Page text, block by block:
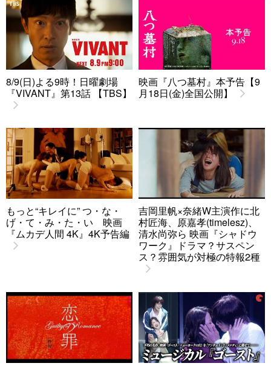
8/9(日)よる9時！日曜劇場
『VIVANT』第13話 【TBS】
映画『八つ墓村』本予告【9
月18日(金)全国公開】
もっと“キレイに” つ・な・
げ・て・み・た・い 映画
『ムカデ人間 4K』4K予告編
吉岡里帆×奈緒W主演作に北
村匠海、原嘉孝(timelesz)、
清水尚弥ら 映画『シャドウ
ワーク』ドラマ？サスペン
ス？雰囲気が対極の特報2種